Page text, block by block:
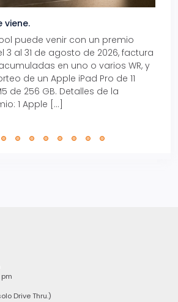
viene.
puede venir con un premio
3 al 31 de agosto de 2026, factura
en uno o varios WR, y
de un Apple iPad Pro de 11
de 256 GB. Detalles de la
1 Apple […]
Drive Thru.)